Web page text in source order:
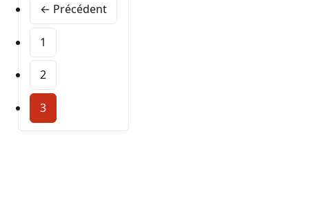
← Précédent
1
2
3